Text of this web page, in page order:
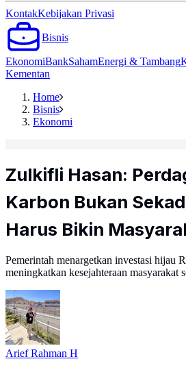
KontakKebijakan Privasi
Bisnis
EkonomiBankSahamEnergi & Tambang
Kementan
Home
Bisnis
Ekonomi
Zulkifli Hasan:
Karbon Bukan
Harus Bikin
Pemerintah menargetkan investasi hijau
meningkatkan kesejahteraan masyarakat
Arief Rahman H